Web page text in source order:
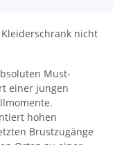
nicht
Must-
einer jungen
hohen
Brustzugänge